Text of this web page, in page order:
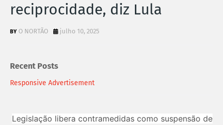
reciprocidade, diz Lula
O NORTÃO julho 10, 2025
Recent Posts
Responsive Advertisement
Legislação libera contramedidas como suspensão de